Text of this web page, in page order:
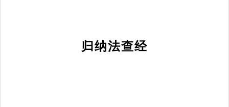
归纳法查经